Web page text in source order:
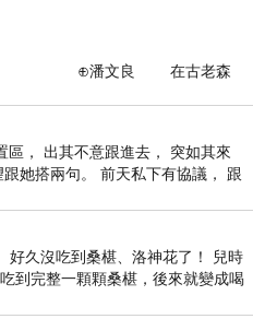
古老森
區， 出其不意跟進去， 突如其來
跟她搭兩句。 前天私下有協議， 跟
久沒吃到桑椹、洛神花了！ 兒時
到完整一顆顆桑椹，後來就變成喝
連喝都沒喝